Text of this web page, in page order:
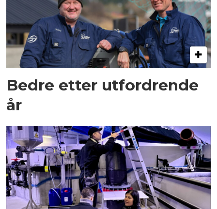
Bedre etter utfordrende
år